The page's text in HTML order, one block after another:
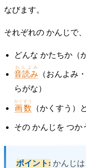
なびます。
それぞれの かんじで
どんな かたちか（
音読み
おんよみ
（おんよみ
らがな）
画数
かくすう
（かくすう）と
その かんじを つか
ポイント: かんじ